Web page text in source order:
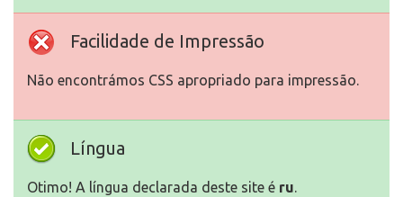
Facilidade de Impressão
Não encontrámos CSS apropriado para impressão.
Língua
Otimo! A língua declarada deste site é ru.